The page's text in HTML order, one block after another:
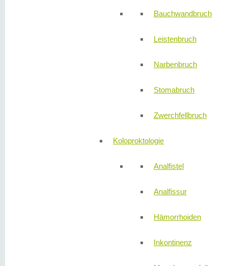
Bauchwandbruch
Leistenbruch
Narbenbruch
Stomabruch
Zwerchfellbruch
Koloproktologie
Analfistel
Analfissur
Hämorrhoiden
Inkontinenz